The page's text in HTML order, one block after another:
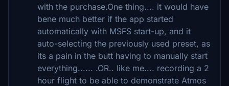
with the purchase.One thing.... it would have
bene much better if the app started
automatically with MSFS start-up, and it
auto-selecting the previously used preset, as
its a pain in the butt having to manually start
everything...... .OR.. like me.... recording a 2
hour flight to be able to demonstrate Atmos